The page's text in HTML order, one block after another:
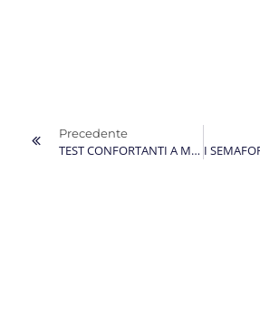
Precedente
TEST CONFORTANTI A MISANO E JEREZ PER MARCO GAGGI IN PREPARAZIONE DEL SUO SECONDO MONDIALE E DEL RITORNO NEL CIV